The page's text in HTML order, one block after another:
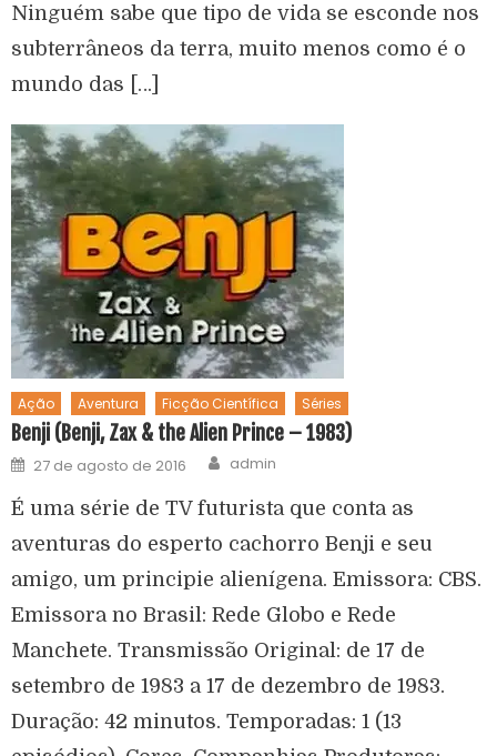
Ninguém sabe que tipo de vida se esconde nos
subterrâneos da terra, muito menos como é o
mundo das […]
Ação Aventura Ficção Científica Séries
Benji (Benji, Zax & the Alien Prince – 1983)
27 de agosto de 2016 admin
É uma série de TV futurista que conta as
aventuras do esperto cachorro Benji e seu
amigo, um principie alienígena. Emissora: CBS.
Emissora no Brasil: Rede Globo e Rede
Manchete. Transmissão Original: de 17 de
setembro de 1983 a 17 de dezembro de 1983.
Duração: 42 minutos. Temporadas: 1 (13